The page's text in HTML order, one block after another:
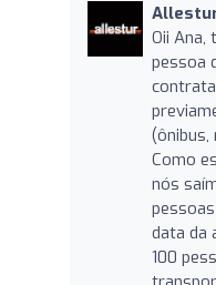
Oii Ana,
pessoa
Como
nós
data da
100